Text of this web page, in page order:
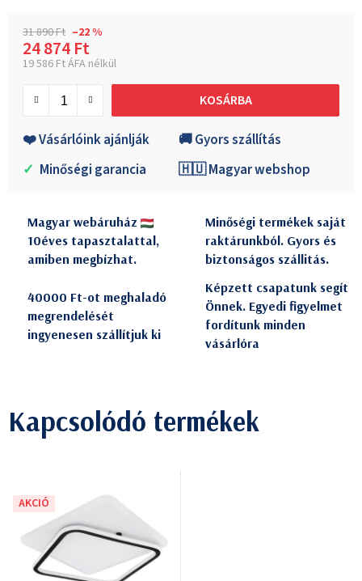
31 890 Ft –22 %
24 874 Ft
19 586 Ft ÁFA nélkül
KOSÁRBA
❤️ Vásárlóink ajánlják
🚚 Gyors szállítás
✓ Minőségi garancia 🇭🇺 Magyar webshop
Magyar webáruház
10éves tapasztalattal,
amiben megbízhat.
Minőségi termékek saját
raktárunkból. Gyors és
biztonságos szállitás.
40000 Ft-ot meghaladó
megrendelését
ingyenesen szállítjuk ki
Képzett csapatunk segít
Önnek. Egyedi figyelmet
fordítunk minden
vásárlóra
Kapcsolódó termékek
AKCIÓ